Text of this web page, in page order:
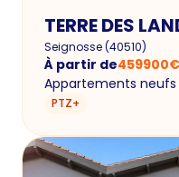
TERRE DES
Seignosse(40510)
À partir de459900€
Appartements neufs
PTZ+